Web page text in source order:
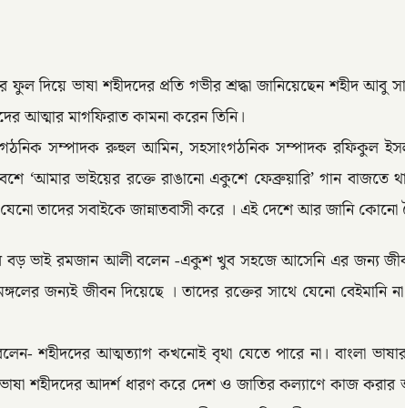
ফুল দিয়ে ভাষা শহীদদের প্রতি গভীর শ্রদ্ধা জানিয়েছেন শহীদ
আত্মার মাগফিরাত কামনা করেন তিনি।
সম্পাদক রুহুল আমিন, সহসাংগঠনিক সম্পাদক রফিকুল
‘আমার ভাইয়ের রক্তে রাঙানো একুশে ফেব্রুয়ারি’ গান
তাদের সবাইকে জান্নাতবাসী করে । এই দেশে আর জানি
ভাই রমজান আলী বলেন -একুশ খুব সহজে আসেনি এর জন্য
জন্যই জীবন দিয়েছে । তাদের রক্তের সাথে যেনো
আত্মত্যাগ কখনোই বৃথা যেতে পারে না। বাংলা ভাষার
শহীদদের আদর্শ ধারণ করে দেশ ও জাতির কল্যাণে কাজ করার